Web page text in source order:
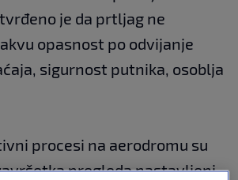
je da prtljag ne
opasnost po odvijanje
sigurnost putnika, osoblja
procesi na aerodromu su
pregleda nastavljeni,